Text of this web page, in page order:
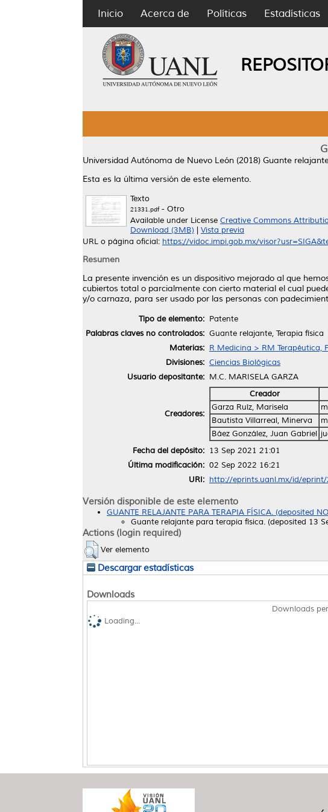
Inicio Acerca de Políticas Estadísticas
Universidad Autónoma de Nuevo León (2018) Guante
Esta es la última versión de este elemento.
Texto
21331.pdf- Otro
Available under License Creative Commons
Download (3MB)
Vista previa
URL o página oficial: https://vidoc.impi.gob.mx/
Resumen
La presente invención es un dispositivo mejorado al que
cubiertos total o parcialmente con cierto material el cual
y/o carnaza, para ser usado por las personas con
Tipo de elemento: Patente
Palabras claves no controlados: Guante relajante, Terapia física
Materias: R Medicina > RM Terapéutica,
Divisiones: Ciencias Biológicas
Usuario depositante: M.C. MARISELA GARZA
Creadores:
Creador
Garza Ruíz, Marisela
Bautista Villarreal, Minerva
Báez González, Juan Gabriel
Fecha del depósito: 13 Sep 2021 21:01
Última modificación: 02 Sep 2022 16:21
URI: http://eprints.uanl.mx/id/eprint/
Versión disponible de este elemento
GUANTE RELAJANTE PARA TERAPIA FÍSICA. (deposited
Guante relajante para terapia física. (deposited 13
Actions (login required)
Ver elemento
Descargar estadísticas
Downloads
Downloads
Loading...